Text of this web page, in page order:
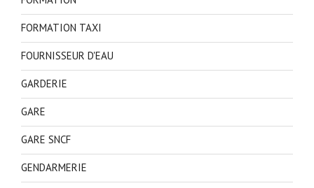
FORMATION TAXI
FOURNISSEUR D'EAU
GARDERIE
GARE
GARE SNCF
GENDARMERIE